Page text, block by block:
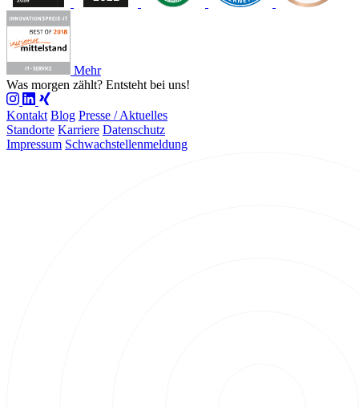
Mehr
Was morgen zählt? Entsteht bei uns!
Kontakt Blog Presse / Aktuelles
Standorte Karriere Datenschutz
Impressum Schwachstellenmeldung